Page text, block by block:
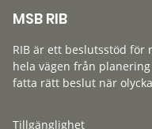
MSB RIB
RIB är ett beslutsstöd för
hela vägen från
fatta rätt beslut när
Tillgänglighet